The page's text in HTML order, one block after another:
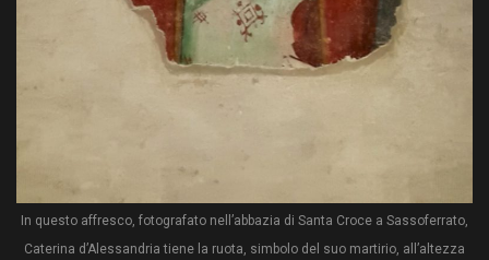
In questo affresco, fotografato nell’abbazia di Santa Croce a Sassoferrato,
Caterina d’Alessandria tiene la ruota, simbolo del suo martirio, all’altezza